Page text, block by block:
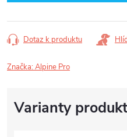
Dotaz k produktu
Značka:Alpine Pro